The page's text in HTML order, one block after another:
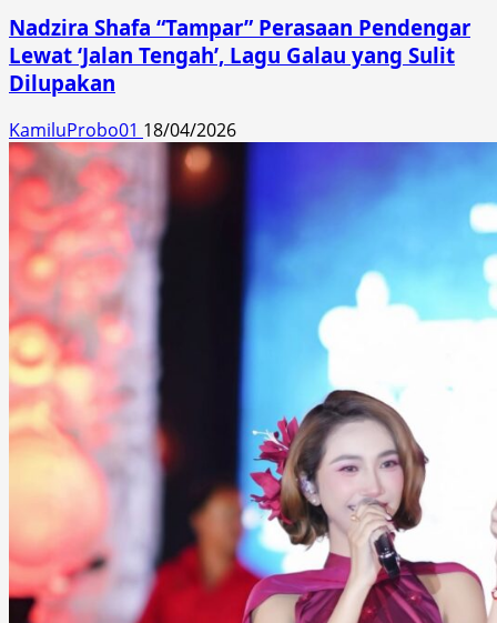
Nadzira Shafa “Tampar” Perasaan Pendengar
Lewat ‘Jalan Tengah’, Lagu Galau yang Sulit
Dilupakan
KamiluProbo01 18/04/2026